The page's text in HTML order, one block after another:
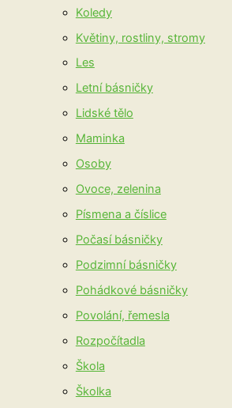
Koledy
Květiny, rostliny, stromy
Les
Letní básničky
Lidské tělo
Maminka
Osoby
Ovoce, zelenina
Písmena a číslice
Počasí básničky
Podzimní básničky
Pohádkové básničky
Povolání, řemesla
Rozpočítadla
Škola
Školka